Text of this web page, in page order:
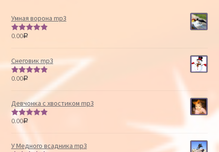
Умная ворона mp3
Оценка
0.00Р
Снеговик mp3
Оценка
0.00Р
Девчонка с хвостиком mp3
Оценка
0.00Р
У Медного всадника mp3